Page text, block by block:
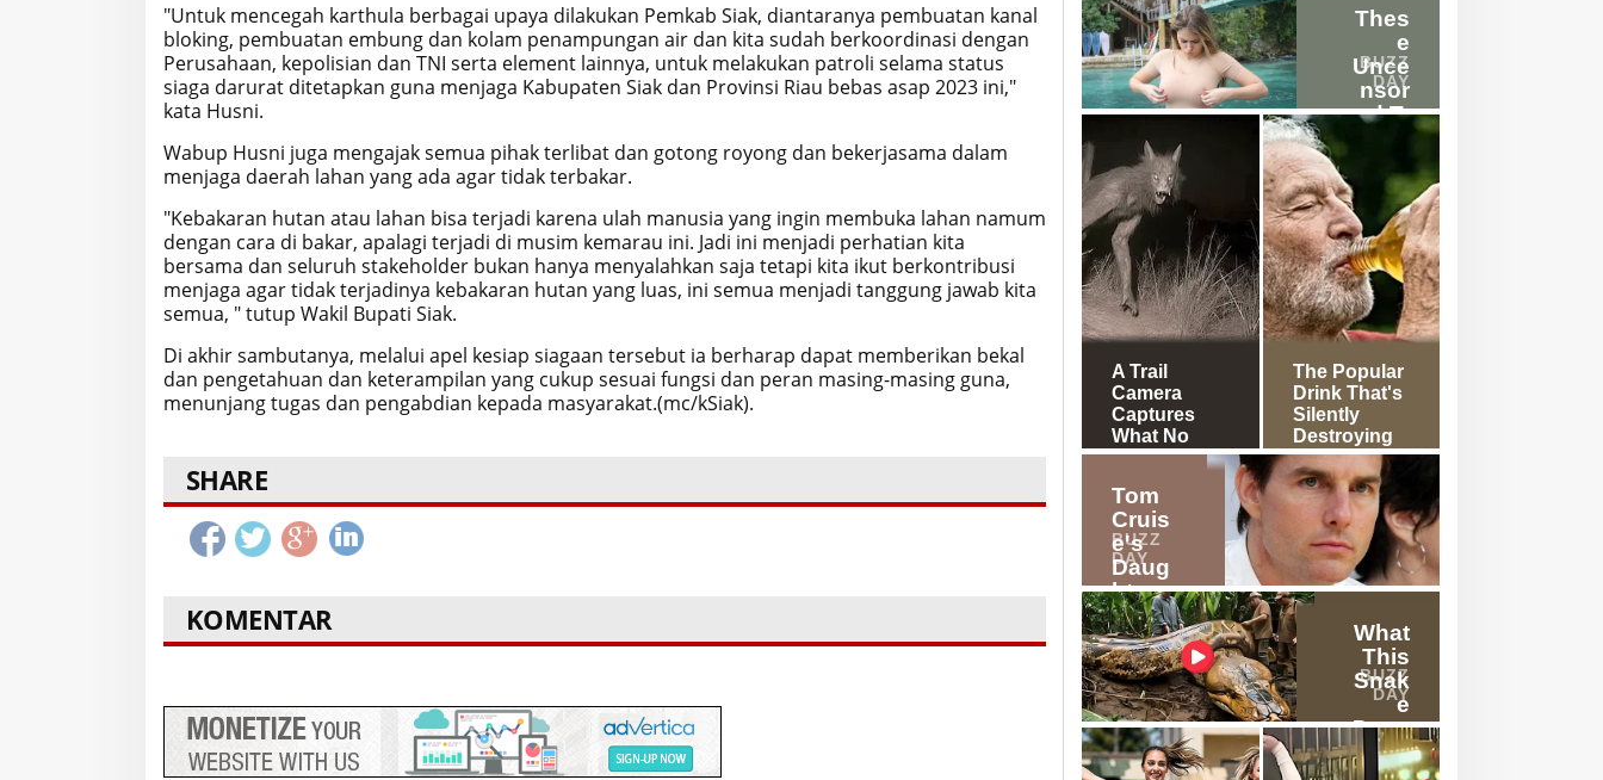
"Untuk mencegah karthula berbagai upaya dilakukan Pemkab Siak, diantaranya pembuatan kanal
bloking, pembuatan embung dan kolam penampungan air dan kita sudah berkoordinasi dengan
Perusahaan, kepolisian dan TNI serta element lainnya, untuk melakukan patroli selama status
siaga darurat ditetapkan guna menjaga Kabupaten Siak dan Provinsi Riau bebas asap 2023 ini,"
kata Husni.
Wabup Husni juga mengajak semua pihak terlibat dan gotong royong dan bekerjasama dalam
menjaga daerah lahan yang ada agar tidak terbakar.
"Kebakaran hutan atau lahan bisa terjadi karena ulah manusia yang ingin membuka lahan namum
dengan cara di bakar, apalagi terjadi di musim kemarau ini. Jadi ini menjadi perhatian kita
bersama dan seluruh stakeholder bukan hanya menyalahkan saja tetapi kita ikut berkontribusi
menjaga agar tidak terjadinya kebakaran hutan yang luas, ini semua menjadi tanggung jawab kita
semua, " tutup Wakil Bupati Siak.
Di akhir sambutanya, melalui apel kesiap siagaan tersebut ia berharap dapat memberikan bekal
dan pengetahuan dan keterampilan yang cukup sesuai fungsi dan peran masing-masing guna,
menunjang tugas dan pengabdian kepada masyarakat.(mc/kSiak).
SHARE
KOMENTAR